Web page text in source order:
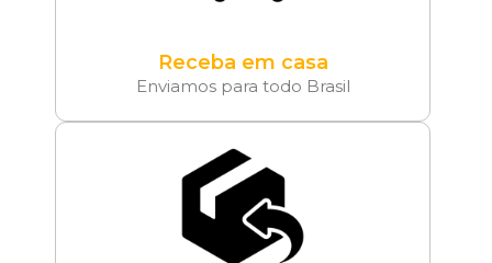
Receba em casa
Enviamos para todo Brasil